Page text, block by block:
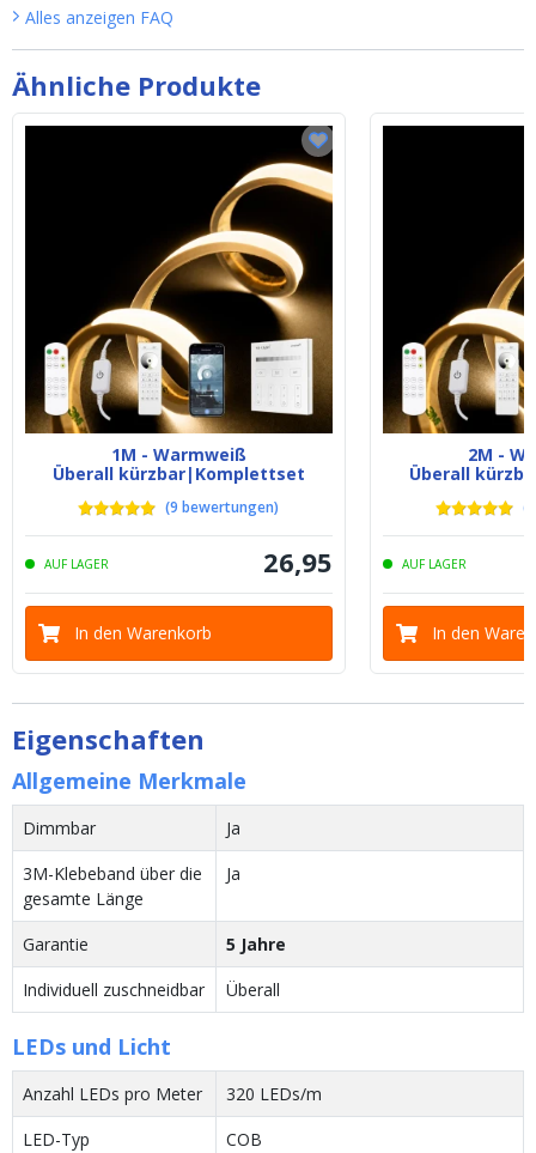
Ähnliche Produkte
1M - Warmweiß
Überall kürzbar|Komplettset
(9 bewertungen)
AUF LAGER 26,95
In den Warenkorb
2M -
Überall
(
AUF LAGER
In den
Alles anzeigen FAQ
Eigenschaften
Allgemeine Merkmale
Dimmbar
Ja
3M-Klebeband über die
gesamte Länge
Ja
Garantie
5 Jahre
Individuell zuschneidbar
Überall
LEDs und Licht
Anzahl LEDs pro Meter
320 LEDs/m
LED-Typ
COB